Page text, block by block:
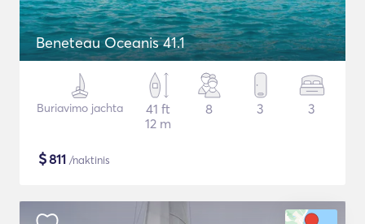
Beneteau Oceanis 41.1
Buriavimo jachta
41 ft
12 m
8 3 3
$811 /naktinis